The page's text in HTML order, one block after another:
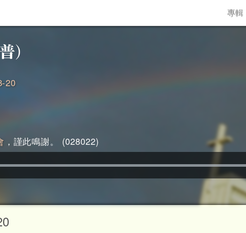
專輯
20
，謹此鳴謝。 (028022)